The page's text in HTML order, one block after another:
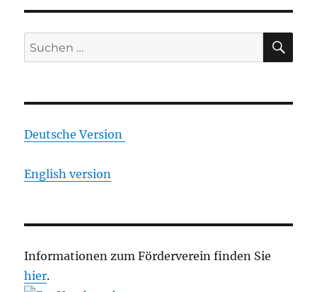
Suchen
nach:
Deutsche Version
English version
Informationen zum Förderverein finden Sie
hier.